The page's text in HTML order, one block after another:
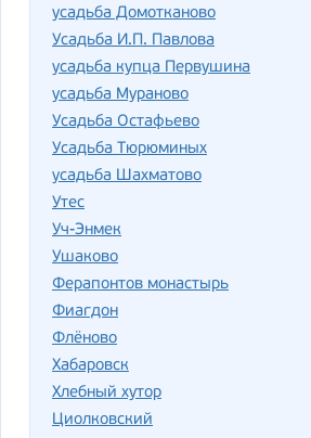
усадьба Домотканово
Усадьба И.П. Павлова
усадьба купца Первушина
усадьба Мураново
Усадьба Остафьево
Усадьба Тюрюминых
усадьба Шахматово
Утес
Уч-Энмек
Ушаково
Ферапонтов монастырь
Фиагдон
Флёново
Хабаровск
Хлебный хутор
Циолковский